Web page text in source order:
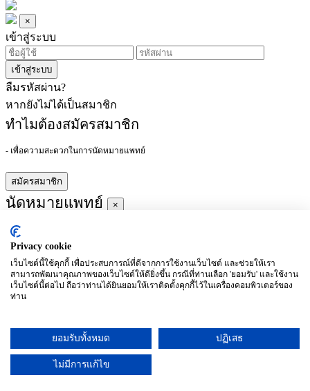
×
เข้าสู่ระบบ
เข้าสู่ระบบ
ลืมรหัสผ่าน?
หากยังไม่ได้เป็นสมาชิก
ทำไมต้องสมัครสมาชิก
- เพื่อความสะดวกในการนัดหมายแพทย์
สมัครสมาชิก
นัดหมายแพทย์ ×
ผู้ชำนาญการ
ประจำ :
อาทิตย์
จันทร์
(27/09)
อังคาร
(28/09)
พุธ
พฤหัสบดี
ศุกร์
เสาร์
Privacy cookie
เว็บไซต์นี้ใช้คุกกี้ เพื่อประสบการณ์ที่ดีจากการใช้งานเว็บไซต์ และช่วยให้เรา
สามารถพัฒนาคุณภาพของเว็บไซต์ให้ดียิ่งขึ้น กรณีที่ท่านเลือก 'ยอมรับ' และใช้งาน
เว็บไซต์นี้ต่อไป ถือว่าท่านได้ยินยอมให้เราติดตั้งคุกกี้ไว้ในเครื่องคอมพิวเตอร์ของ
ท่าน
ยอมรับทั้งหมด ปฏิเสธ
ไม่มีการแก้ไข